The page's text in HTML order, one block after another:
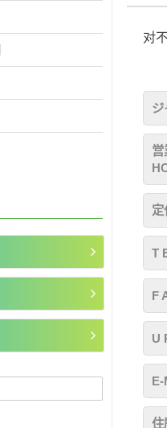
对
ジ
営
定
T
F
U
住